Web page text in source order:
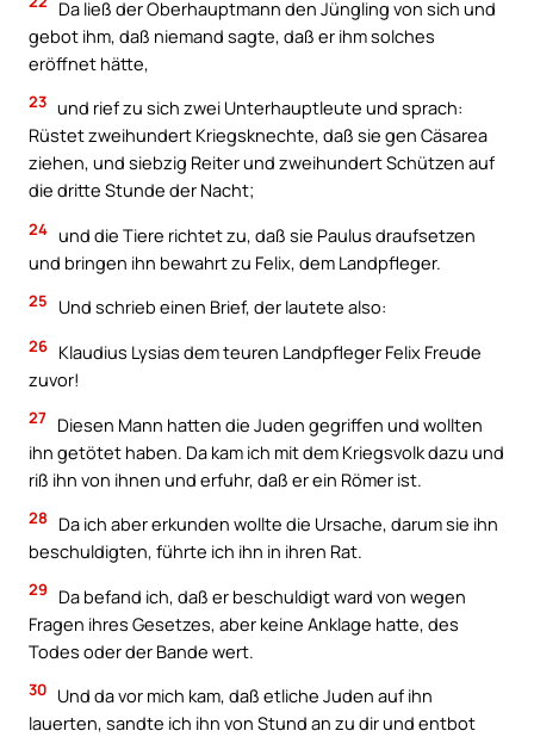
Da ließ der Oberhauptmann den Jüngling von sich und
gebot ihm, daß niemand sagte, daß er ihm solches
eröffnet hätte,
23 und rief zu sich zwei Unterhauptleute und sprach:
Rüstet zweihundert Kriegsknechte, daß sie gen Cäsarea
ziehen, und siebzig Reiter und zweihundert Schützen auf
die dritte Stunde der Nacht;
24 und die Tiere richtet zu, daß sie Paulus draufsetzen
und bringen ihn bewahrt zu Felix, dem Landpfleger.
25 Und schrieb einen Brief, der lautete also:
26 Klaudius Lysias dem teuren Landpfleger Felix Freude
zuvor!
27 Diesen Mann hatten die Juden gegriffen und wollten
ihn getötet haben. Da kam ich mit dem Kriegsvolk dazu und
riß ihn von ihnen und erfuhr, daß er ein Römer ist.
28
Da ich aber erkunden wollte die Ursache, darum sie ihn
beschuldigten, führte ich ihn in ihren Rat.
29
Da befand ich, daß er beschuldigt ward von wegen
Fragen ihres Gesetzes, aber keine Anklage hatte, des
Todes oder der Bande wert.
30 Und da vor mich kam, daß etliche Juden auf ihn
lauerten, sandte ich ihn von Stund an zu dir und entbot